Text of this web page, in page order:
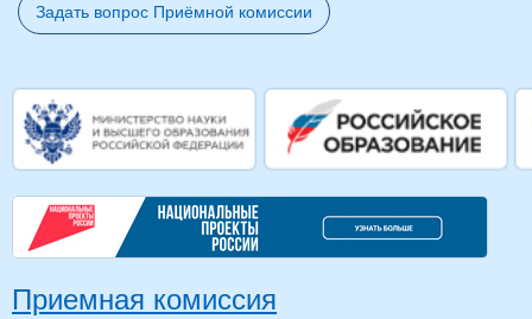
Задать вопрос Приёмной комиссии
Приемная комиссия